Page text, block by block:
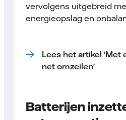
vervolgens uitgebreid
energieopslag en
Lees het artikel 'Met
net omzeilen'
Batterijen